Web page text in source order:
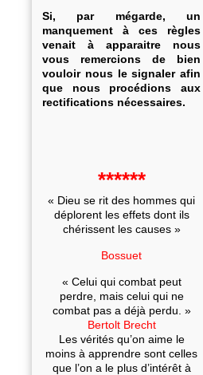
Si, par mégarde, un
manquement à ces règles
venait à apparaitre nous
vous remercions de bien
vouloir nous le signaler afin
que nous procédions aux
rectifications nécessaires.
******
« Dieu se rit des hommes qui
déplorent les effets dont ils
chérissent les causes »
Bossuet
« Celui qui combat peut
perdre, mais celui qui ne
combat pas a déjà perdu. »
Bertolt Brecht
Les vérités qu’on aime le
moins à apprendre sont celles
que l’on a le plus d’intérêt à